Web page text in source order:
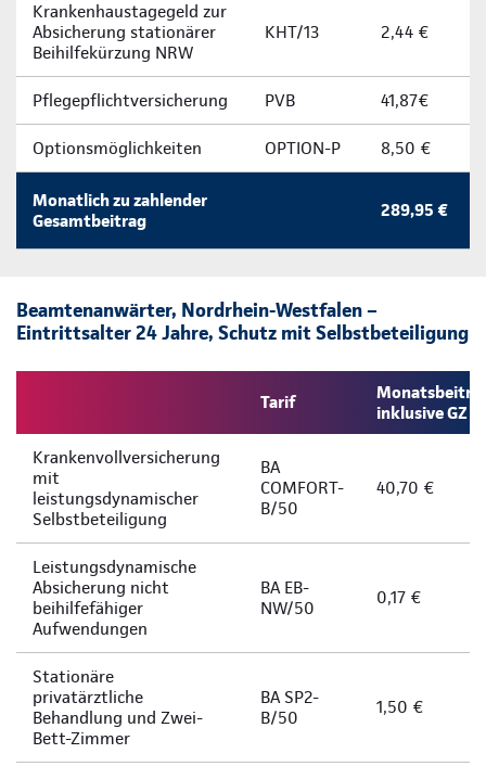
Krankenhaustagegeld zur
Absicherung stationärer
Beihilfekürzung NRW
KHT/13 2,44 €
Pflegepflichtversicherung PVB 41,87€
Optionsmöglichkeiten OPTION-P 8,50 €
Monatlich zu zahlender
Gesamtbeitrag
289,95 €
Beamtenanwärter, Nordrhein-Westfalen –
Eintrittsalter 24 Jahre, Schutz mit Selbstbeteiligung
Tarif
inklusive GZ
Krankenvollversicherung
mit
leistungsdynamischer
Selbstbeteiligung
BA
COMFORT-
B/50
40,70 €
Leistungsdynamische
Absicherung nicht
beihilfefähiger
Aufwendungen
BA EB-
NW/50
0,17 €
Stationäre
privatärztliche
Behandlung und Zwei-
Bett-Zimmer
BA SP2-
B/50
1,50 €